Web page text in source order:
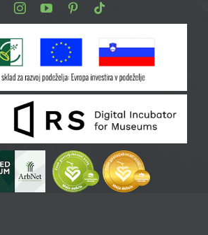
FacebookInstagram
YoutubePinterest